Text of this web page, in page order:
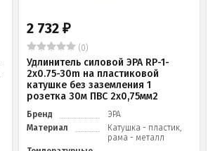
2 732 ₽
(0)
Удлинитель силовой ЭРА RP-1-
2x0.75-30m на пластиковой
катушке без заземления 1
розетка 30м ПВС 2х0,75мм2
Бренд
ЭРА
Материал
Катушка - пластик,
рама - металл